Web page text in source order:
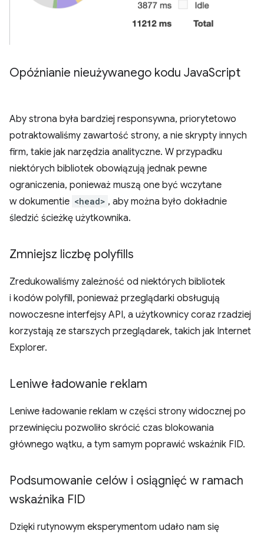
Opóźnianie nieużywanego kodu JavaScript
Aby strona była bardziej responsywna, priorytetowo
potraktowaliśmy zawartość strony, a nie skrypty innych
firm, takie jak narzędzia analityczne. W przypadku
niektórych bibliotek obowiązują jednak pewne
ograniczenia, ponieważ muszą one być wczytane
w dokumentie <head> , aby można było dokładnie
śledzić ścieżkę użytkownika.
Zmniejsz liczbę polyfills
Zredukowaliśmy zależność od niektórych bibliotek
i kodów polyfill, ponieważ przeglądarki obsługują
nowoczesne interfejsy API, a użytkownicy coraz rzadziej
korzystają ze starszych przeglądarek, takich jak Internet
Explorer.
Leniwe ładowanie reklam
Leniwe ładowanie reklam w części strony widocznej po
przewinięciu pozwoliło skrócić czas blokowania
głównego wątku, a tym samym poprawić wskaźnik FID.
Podsumowanie celów i osiągnięć w ramach
wskaźnika FID
Dzięki rutynowym eksperymentom udało nam się